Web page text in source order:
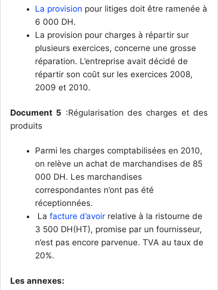
La provision pour litiges doit être ramenée à
6 000 DH.
La provision pour charges à répartir sur
plusieurs exercices, concerne une grosse
réparation. L’entreprise avait décidé de
répartir son coût sur les exercices 2008,
2009 et 2010.
Document 5 :Régularisation des charges et des
produits
Parmi les charges comptabilisées en 2010,
on relève un achat de marchandises de 85
000 DH. Les marchandises
correspondantes n’ont pas été
réceptionnées.
La facture d’avoir relative à la ristourne de
3 500 DH(HT), promise par un fournisseur,
n’est pas encore parvenue. TVA au taux de
20%.
Les annexes: